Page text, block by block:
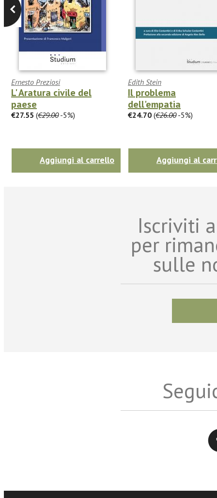
Ernesto Preziosi
L' Aratura civile del
paese
€27.55 (€29.00-5%)
Aggiungi al carrello
Edith Stein
Il problema
dell'empatia
€24.70 (€26.00-5%)
Aggiungi al
Iscriviti
per
sulle